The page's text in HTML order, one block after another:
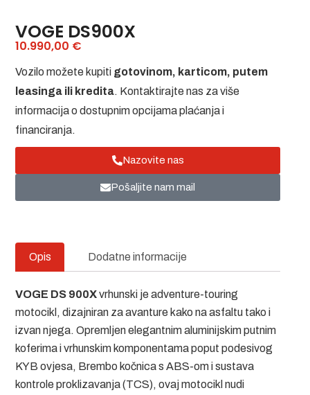
VOGE DS900X
10.990,00 €
Vozilo možete kupiti gotovinom, karticom, putem
leasinga ili kredita. Kontaktirajte nas za više
informacija o dostupnim opcijama plaćanja i
financiranja.
Nazovite nas
Pošaljite nam mail
Opis Dodatne informacije
VOGE DS 900Xvrhunski je adventure-touring
motocikl, dizajniran za avanture kako na asfaltu tako i
izvan njega. Opremljen elegantnim aluminijskim putnim
koferima i vrhunskim komponentama poput podesivog
KYB ovjesa, Brembo kočnica s ABS-om i sustava
kontrole proklizavanja (TCS), ovaj motocikl nudi